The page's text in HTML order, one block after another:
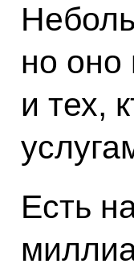
но оно
и тех,
Есть